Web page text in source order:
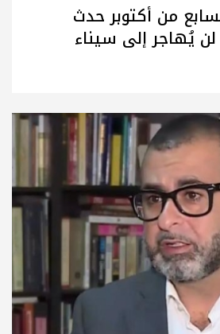
من أكتوبر حدث
يُهاجر إلى سيناء
القلق في الشرق الأوسط